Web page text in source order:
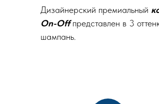
Дизайнерский премиальный
On-Offпредставлен в 3
шампань.